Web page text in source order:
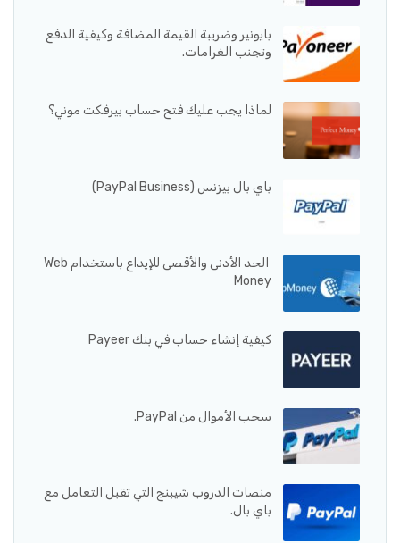
بايونير وضريبة القيمة المضافة وكيفية الدفع
وتجنب الغرامات.
لماذا يجب عليك فتح حساب بيرفكت موني؟
باي بال بيزنس (PayPal Business)
الحد الأدنى والأقصى للإيداع باستخدام Web
Money
كيفية إنشاء حساب في بنك Payeer
سحب الأموال من PayPal.
منصات الدروب شيبنج التي تقبل التعامل مع
باي بال.